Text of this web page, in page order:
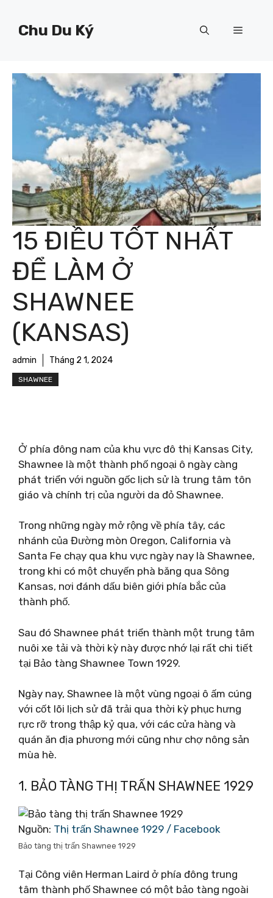
Chu Du Ký Menu
15 ĐIỀU TỐT NHẤT
ĐỂ LÀM Ở
SHAWNEE
(KANSAS)
admin Tháng 2 1, 2024
SHAWNEE
Ở phía đông nam của khu vực đô thị Kansas City,
Shawnee là một thành phố ngoại ô ngày càng
phát triển với nguồn gốc lịch sử là trung tâm tôn
giáo và chính trị của người da đỏ Shawnee.
Trong những ngày mở rộng về phía tây, các
nhánh của Đường mòn Oregon, California và
Santa Fe chạy qua khu vực ngày nay là Shawnee,
trong khi có một chuyến phà băng qua Sông
Kansas, nơi đánh dấu biên giới phía bắc của
thành phố.
Sau đó Shawnee phát triển thành một trung tâm
nuôi xe tải và thời kỳ này được nhớ lại rất chi tiết
tại Bảo tàng Shawnee Town 1929.
Ngày nay, Shawnee là một vùng ngoại ô ấm cúng
với cốt lõi lịch sử đã trải qua thời kỳ phục hưng
rực rỡ trong thập kỷ qua, với các cửa hàng và
quán ăn địa phương mới cũng như chợ nông sản
mùa hè.
1. BẢO TÀNG THỊ TRẤN SHAWNEE 1929
Nguồn: Thị trấn Shawnee 1929 / Facebook
Bảo tàng thị trấn Shawnee 1929
Tại Công viên Herman Laird ở phía đông trung
tâm thành phố Shawnee có một bảo tàng ngoài